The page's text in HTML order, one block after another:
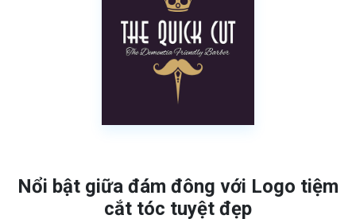
Nổi bật giữa đám đông với Logo tiệm
cắt tóc tuyệt đẹp